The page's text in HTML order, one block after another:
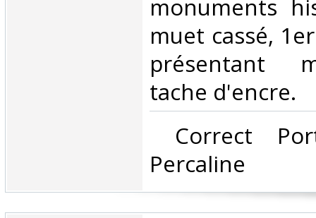
monuments
muet cassé,
présentant
tache d'encre.‎
Correct
Percaline‎